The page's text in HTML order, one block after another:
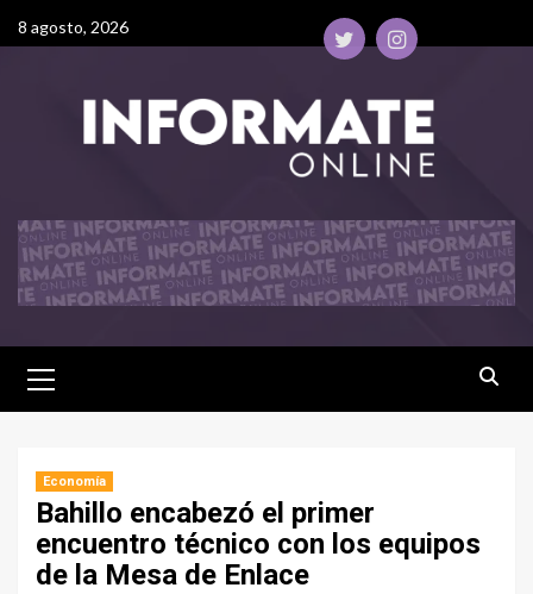
8 agosto, 2026
Economía
Bahillo encabezó el primer
encuentro técnico con los equipos
de la Mesa de Enlace